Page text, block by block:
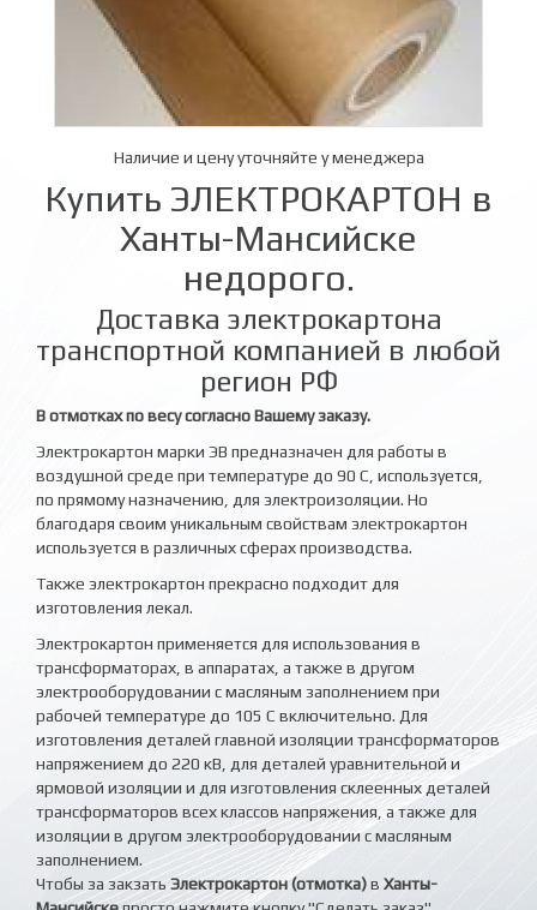
Наличие и цену уточняйте у менеджера
Купить ЭЛЕКТРОКАРТОН в
Ханты-Мансийске
недорого.
Доставка электрокартона
транспортной компанией в любой
регион РФ
В отмотках по весу согласно Вашему заказу.
Электрокартон марки ЭВ предназначен для работы в
воздушной среде при температуре до 90 C, используется,
по прямому назначению, для электроизоляции. Но
благодаря своим уникальным свойствам электрокартон
используется в различных сферах производства.
Также электрокартон прекрасно подходит для
изготовления лекал.
Электрокартон применяется для использования в
трансформаторах, в аппаратах, а также в другом
электрооборудовании с масляным заполнением при
рабочей температуре до 105 С включительно. Для
изготовления деталей главной изоляции трансформаторов
напряжением до 220 кВ, для деталей уравнительной и
ярмовой изоляции и для изготовления склеенных деталей
трансформаторов всех классов напряжения, а также для
изоляции в другом электрооборудовании с масляным
заполнением.
Чтобы за закзатьЭлектрокартон (отмотка)в Ханты-